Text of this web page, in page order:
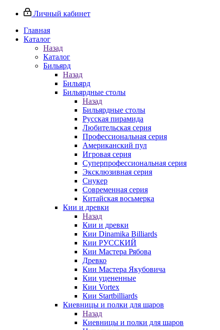
Личный кабинет
Главная
Каталог
Назад
Каталог
Бильярд
Назад
Бильярд
Бильярдные столы
Назад
Бильярдные столы
Русская пирамида
Любительская серия
Профессиональная серия
Американский пул
Игровая серия
Суперпрофессиональная серия
Эксклюзивная серия
Снукер
Современная серия
Китайская восьмерка
Кии и древки
Назад
Кии и древки
Кии Dinamika Billiards
Кии РУССКИЙ
Кии Мастера Рябова
Древко
Кии Мастера Якубовича
Кии уцененные
Кии Vortex
Кии Startbilliards
Киевницы и полки для шаров
Назад
Киевницы и полки для шаров